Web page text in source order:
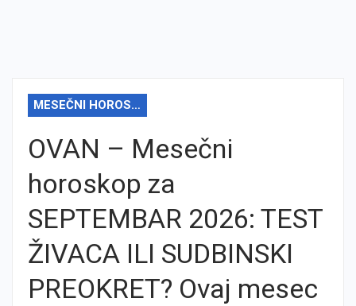
MESEČNI HOROSKOP
OVAN – Mesečni
horoskop za
SEPTEMBAR 2026: TEST
ŽIVACA ILI SUDBINSKI
PREOKRET? Ovaj mesec